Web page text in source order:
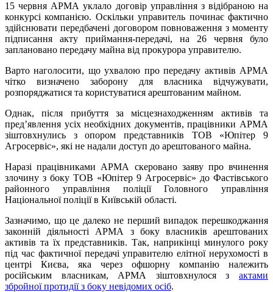
15 червня АРМА уклало договір управління з відібраною на
конкурсі компанією. Оскільки управитель починає фактично
здійснювати передбачені договором повноваження з моменту
підписання акту приймання-передачі, на 26 червня було
заплановано передачу майна від прокурора управителю.
Варто наголосити, що ухвалою про передачу активів АРМА
чітко визначено заборону для власника відчужувати,
розпоряджатися та користуватися арештованим майном.
Однак, після прибуття за місцезнаходженням активів та
пред’явлення усіх необхідних документів, працівники АРМА
зіштовхнулись з опором представників ТОВ «Юпітер 9
Агросервіс», які не надали доступ до арештованого майна.
Наразі працівниками АРМА скеровано заяву про вчинення
злочину з боку ТОВ «Юпітер 9 Агросервіс» до Фастівського
районного управління поліції Головного управління
Національної поліції в Київській області.
Зазначимо, що це далеко не перший випадок перешкоджання
законній діяльності АРМА з боку власників арештованих
активів та їх представників. Так, наприкінці минулого року
під час фактичної передачі управителю елітної нерухомості в
центрі Києва, яка через офшорну компанію належить
російським власникам, АРМА зіштовхнулося з актами
збройної протидії з боку невідомих осіб.